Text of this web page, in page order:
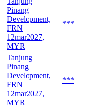
Pinang
Development,
FRN
12mar2027,
MYR
***
Tanjung
Pinang
Development,
FRN
12mar2027,
MYR
***